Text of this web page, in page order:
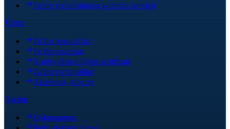
Ta'lim yo'nalishining kontrakt narxlari
Ta'lim
Ta'lim bosqichlari
Ta'lim resurslari
Xorijiy tillarni bilish sertifikati
Ta'lim yo'nalishlari
Akademik jarayon
Ilm-fan
Doktorantura